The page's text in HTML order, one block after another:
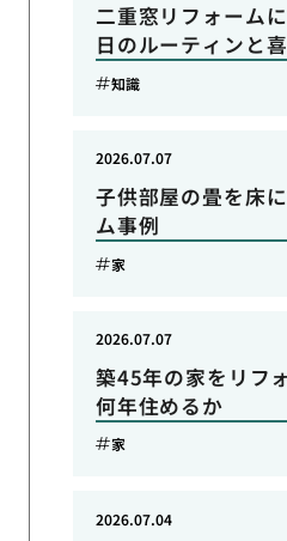
二重窓リフォーム
日のルーティンと
知識
子供部屋の畳を床
ム事例
2026.07.07
家
築45年の家をリフ
何年住めるか
2026.07.07
家
2026.07.04